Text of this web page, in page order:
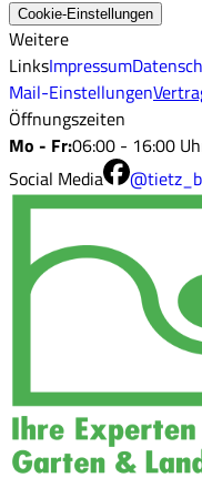
Cookie-Einstellungen
Weitere
LinksImpressum
Mail-Einstellungen
Öffnungszeiten
Mo - Fr:06:00 - 16:00
Social Media